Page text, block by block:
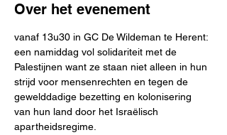
Over het evenement
vanaf 13u30 in GC De Wildeman te Herent:
een namiddag vol solidariteit met de
Palestijnen want ze staan niet alleen in hun
strijd voor mensenrechten en tegen de
gewelddadige bezetting en kolonisering
van hun land door het Israëlisch
apartheidsregime.